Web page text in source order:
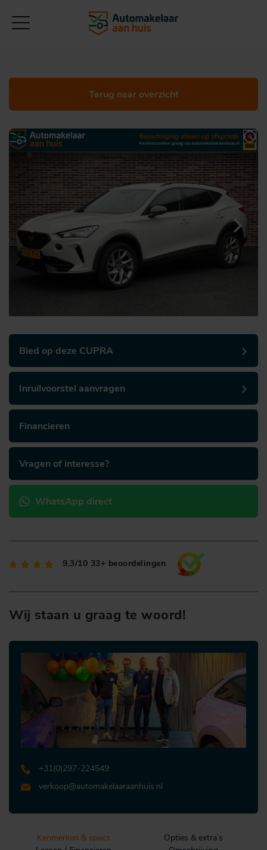
Terug naar overzicht
Bied op deze CUPRA
Inruilvoorstel aanvragen
Financieren
Vragen of interesse?
WhatsApp direct
9,3/10 33+ beoordelingen
Wij staan u graag te woord!
+31 (0)297-224549
verkoop@automakelaaraanhuis.nl
Kenmerken & specs
Opties & extra’s